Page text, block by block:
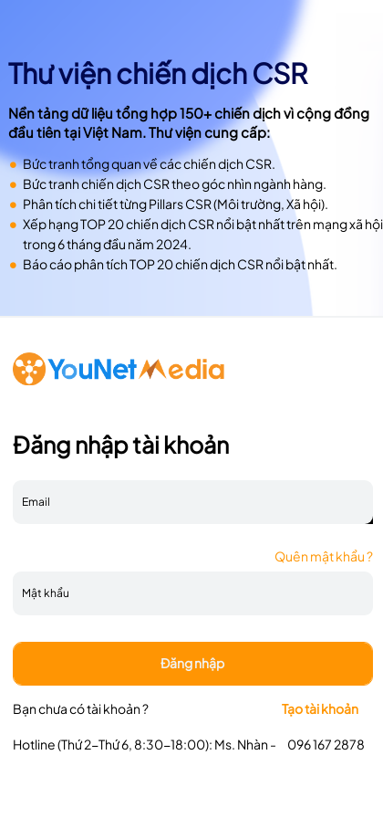
Đăng nhập tài khoản
Đăng nhập
Quên mật khẩu ?
Bạn chưa có tài khoản ? Tạo tài khoản
Hotline (Thứ 2-Thứ 6, 8:30-18:00): Ms. Nhàn - 096 167 2878
Thư viện chiến dịch CSR
Nền tảng dữ liệu tổng hợp 150+ chiến dịch vì cộng đồng
đầu tiên tại Việt Nam. Thư viện cung cấp:
Bức tranh tổng quan về các chiến dịch CSR.
Bức tranh chiến dịch CSR theo góc nhìn ngành hàng.
Phân tích chi tiết từng Pillars CSR (Môi trường, Xã hội).
Xếp hạng TOP 20 chiến dịch CSR nổi bật nhất trên mạng xã hội
trong 6 tháng đầu năm 2024.
Báo cáo phân tích TOP 20 chiến dịch CSR nổi bật nhất.